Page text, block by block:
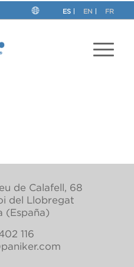
ES EN FR
de Calafell, 68
del Llobregat
(España)
116